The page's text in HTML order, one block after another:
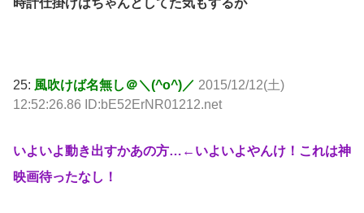
時計仕掛けはちゃんとしてた気もするが
25: 風吹けば名無し＠＼(^o^)／ 2015/12/12(土)
12:52:26.86 ID:bE52ErNR01212.net
いよいよ動き出すかあの方…←いよいよやんけ！これは神
映画待ったなし！